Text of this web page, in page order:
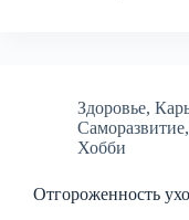
Здоровье,
Саморазвитие,
Хобби
Отгороженность